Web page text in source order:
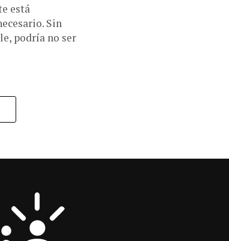
está
Sin
podría no ser